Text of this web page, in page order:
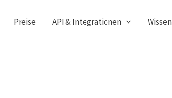
Preise API & Integrationen Wissen